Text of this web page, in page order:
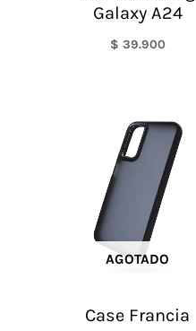
Galaxy A24
$ 39.900
AGOTADO
Case Francia